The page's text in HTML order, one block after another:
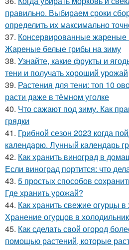
правильно. Выбираем сроки
определить их максимально
37. Консервированные жареные
Жареные белые грибы на зиму
38. Узнайте, какие фрукты и
тени и получать хороший урожай
39. Растения для тени: топ 10
расти даже в тёмном уголке
40. Что сажают под зиму. Как
грядки
41. Грибной сезон 2023 когда
календарю. Лунный календарь
42. Как хранить виноград в
Если виноград портится: что
43. 5 простых способов
Где хранить урожай?
44. Как хранить свежие огурцы в
Хранение огурцов в
45. Как сделать свой огород
помощью растений, которые